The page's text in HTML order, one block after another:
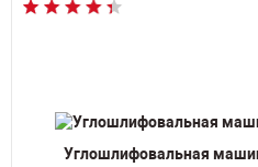
Углошлифовальная